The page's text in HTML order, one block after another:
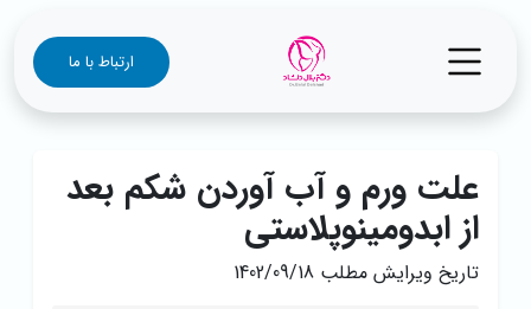
ارتباط با ما
علت ورم و آب آوردن شکم بعد
از ابدومینوپلاستی
تاریخ ویرایش مطلب 1402/09/18